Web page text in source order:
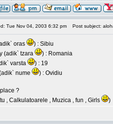
Tue Nov 04, 2003 6:32 pm Post subject:
oras
) : Sibiu
(adik` tzara
) : Romania
varsta
) : 19
nume
) : Ovidiu
?
, Calkulatoarele , Muzica , fun , Girls
)